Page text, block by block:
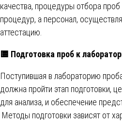
качества, процедуры отбора
процедур, а персонал,
аттестацию.
🟨 Подготовка проб к
Поступившая в лабораторию
должна пройти этап подготовки,
для анализа, и обеспечение
Методы подготовки зависят от